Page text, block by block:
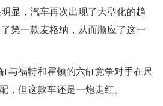
显，汽车再次出现了大型化的趋
第一款麦格纳，从而顺应了这一
与福特和霍顿的六缸竞争对手在尺
，但这款车还是一炮走红。